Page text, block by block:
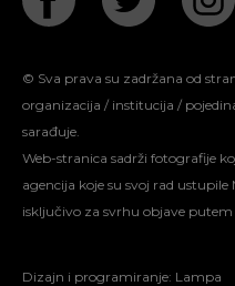
© Sva prava su zadržana od
organizacija / institucija /
sarađuje.
Web-stranica sadrži fotografije
agencija koje su svoj rad
isključivo za svrhu objave
Dizajn i programiranje: Lampa